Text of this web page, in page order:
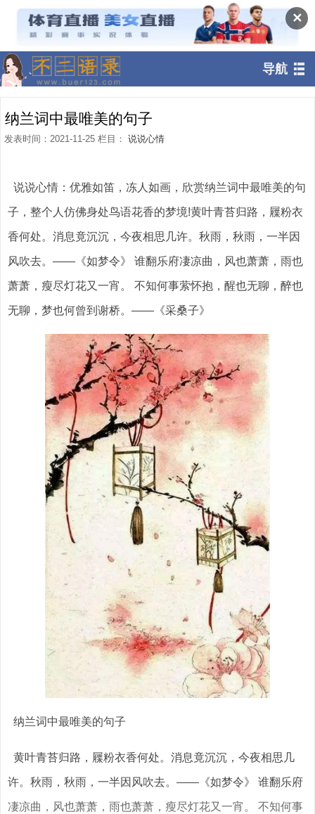
✕
导航
纳兰词中最唯美的句子
发表时间：2021-11-25 栏目： 说说心情
说说心情：优雅如笛，冻人如画，欣赏纳兰词中最唯美的句
子，整个人仿佛身处鸟语花香的梦境!黄叶青苔归路，屧粉衣
香何处。消息竟沉沉，今夜相思几许。秋雨，秋雨，一半因
风吹去。——《如梦令》 谁翻乐府凄凉曲，风也萧萧，雨也
萧萧，瘦尽灯花又一宵。 不知何事萦怀抱，醒也无聊，醉也
无聊，梦也何曾到谢桥。——《采桑子》
纳兰词中最唯美的句子
黄叶青苔归路，屧粉衣香何处。消息竟沉沉，今夜相思几
许。秋雨，秋雨，一半因风吹去。——《如梦令》 谁翻乐府
凄凉曲，风也萧萧，雨也萧萧，瘦尽灯花又一宵。 不知何事